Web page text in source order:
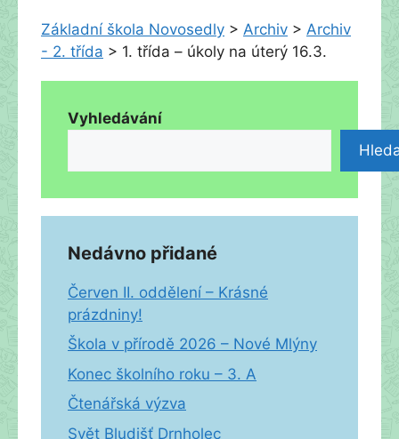
Základní škola Novosedly > Archiv > Archiv
- 2. třída > 1. třída – úkoly na úterý 16.3.
Vyhledávání
Nedávno přidané
Červen II. oddělení – Krásné
prázdniny!
Škola v přírodě 2026 – Nové Mlýny
Konec školního roku – 3. A
Čtenářská výzva
Svět Bludišť Drnholec